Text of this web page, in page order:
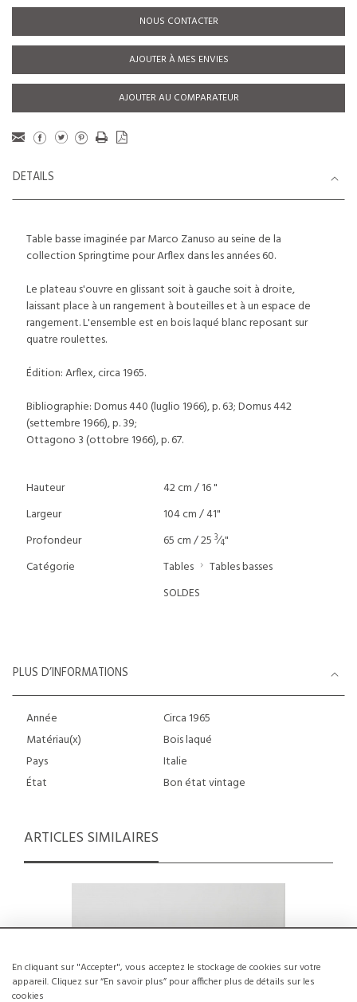
En cliquant sur "Accepter", vous acceptez le stockage de cookies sur votre
appareil. Cliquez sur “En savoir plus” pour afficher plus de détails sur les
cookies
NOUS CONTACTER
AJOUTER À MES ENVIES
AJOUTER AU COMPARATEUR
DETAILS
Table basse imaginée par Marco Zanuso au seine de la
collection Springtime pour Arflex dans les années 60.
Le plateau s'ouvre en glissant soit à gauche soit à droite,
laissant place à un rangement à bouteilles et à un espace de
rangement. L'ensemble est en bois laqué blanc reposant sur
quatre roulettes.
Édition: Arflex, circa 1965.
Bibliographie: Domus 440 (luglio 1966), p. 63; Domus 442
(settembre 1966), p. 39;
Ottagono 3 (ottobre 1966), p. 67.
Hauteur
42 cm / 16 "
Largeur
104 cm / 41"
Profondeur
65 cm / 25 3⁄4"
Catégorie
Tables
Tables basses
SOLDES
PLUS D’INFORMATIONS
Année
Circa 1965
Matériau(x)
Bois laqué
Pays
Italie
État
Bon état vintage
ARTICLES SIMILAIRES